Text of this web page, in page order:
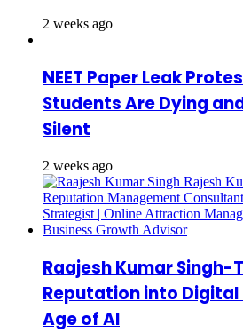
2 weeks ago
NEET Paper Leak
Students Are Dying
Silent
2 weeks ago
Raajesh Kumar
Reputation into Digital
Age of AI